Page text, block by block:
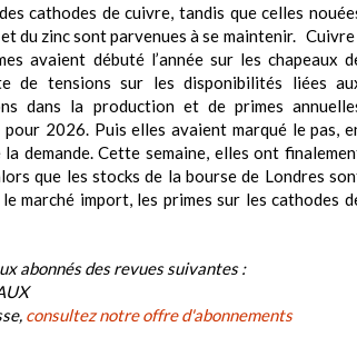
cathodes de cuivre, tandis que celles
du zinc sont parvenues à se maintenir. Cuivre
avaient débuté l’année sur les chapeaux
de tensions sur les disponibilités liées
dans la production et de primes
2026. Puis elles avaient marqué le pas,
demande. Cette semaine, elles ont
que les stocks de la bourse de Londres
marché import, les primes sur les cathodes
abonnés des revues suivantes :
consultez notre offre d'abonnements